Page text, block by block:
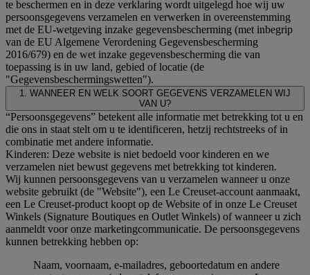
te beschermen en in deze verklaring wordt uitgelegd hoe wij uw
persoonsgegevens verzamelen en verwerken in overeenstemming
met de EU-wetgeving inzake gegevensbescherming (met inbegrip
van de EU Algemene Verordening Gegevensbescherming
2016/679) en de wet inzake gegevensbescherming die van
toepassing is in uw land, gebied of locatie (de
"Gegevensbeschermingswetten").
1. WANNEER EN WELK SOORT GEGEVENS VERZAMELEN WIJ
VAN U?
“Persoonsgegevens” betekent alle informatie met betrekking tot u en
die ons in staat stelt om u te identificeren, hetzij rechtstreeks of in
combinatie met andere informatie.
Kinderen: Deze website is niet bedoeld voor kinderen en we
verzamelen niet bewust gegevens met betrekking tot kinderen.
Wij kunnen persoonsgegevens van u verzamelen wanneer u onze
website gebruikt (de "Website"), een Le Creuset-account aanmaakt,
een Le Creuset-product koopt op de Website of in onze Le Creuset
Winkels (Signature Boutiques en Outlet Winkels) of wanneer u zich
aanmeldt voor onze marketingcommunicatie. De persoonsgegevens
kunnen betrekking hebben op:
Naam, voornaam, e-mailadres, geboortedatum en andere